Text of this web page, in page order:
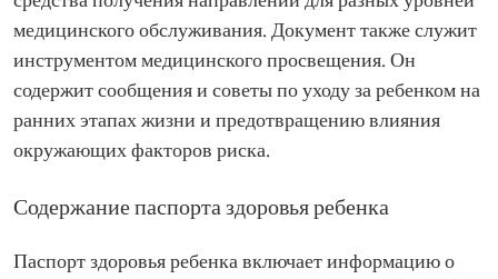
медицинского обслуживания. Документ также служит
инструментом медицинского просвещения. Он
содержит сообщения и советы по уходу за ребенком на
ранних этапах жизни и предотвращению влияния
окружающих факторов риска.
Содержание паспорта здоровья ребенка
Паспорт здоровья ребенка включает информацию о